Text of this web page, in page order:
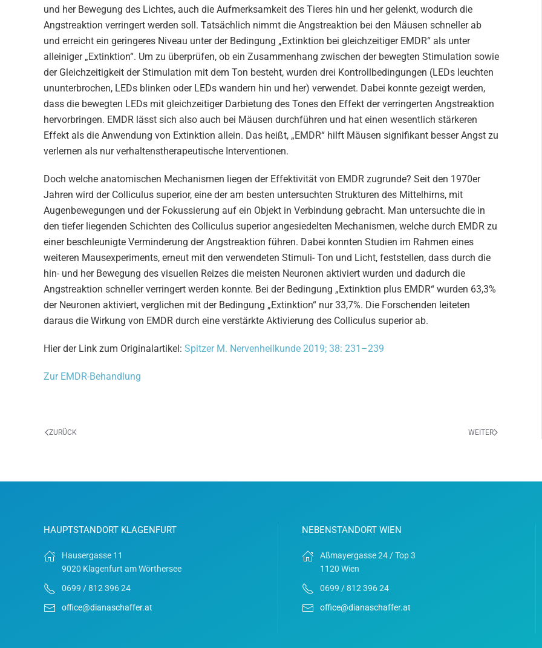
und her Bewegung des Lichtes, auch die Aufmerksamkeit des Tieres hin und her gelenkt, wodurch die
Angstreaktion verringert werden soll. Tatsächlich nimmt die Angstreaktion bei den Mäusen schneller ab
und erreicht ein geringeres Niveau unter der Bedingung „Extinktion bei gleichzeitiger EMDR“ als unter
alleiniger „Extinktion“. Um zu überprüfen, ob ein Zusammenhang zwischen der bewegten Stimulation sowie
der Gleichzeitigkeit der Stimulation mit dem Ton besteht, wurden drei Kontrollbedingungen (LEDs leuchten
ununterbrochen, LEDs blinken oder LEDs wandern hin und her) verwendet. Dabei konnte gezeigt werden,
dass die bewegten LEDs mit gleichzeitiger Darbietung des Tones den Effekt der verringerten Angstreaktion
hervorbringen. EMDR lässt sich also auch bei Mäusen durchführen und hat einen wesentlich stärkeren
Effekt als die Anwendung von Extinktion allein. Das heißt, „EMDR“ hilft Mäusen signifikant besser Angst zu
verlernen als nur verhaltenstherapeutische Interventionen.
Doch welche anatomischen Mechanismen liegen der Effektivität von EMDR zugrunde? Seit den 1970er
Jahren wird der Colliculus superior, eine der am besten untersuchten Strukturen des Mittelhirns, mit
Augenbewegungen und der Fokussierung auf ein Objekt in Verbindung gebracht. Man untersuchte die in
den tiefer liegenden Schichten des Colliculus superior angesiedelten Mechanismen, welche durch EMDR zu
einer beschleunigte Verminderung der Angstreaktion führen. Dabei konnten Studien im Rahmen eines
weiteren Mausexperiments, erneut mit den verwendeten Stimuli- Ton und Licht, feststellen, dass durch die
hin- und her Bewegung des visuellen Reizes die meisten Neuronen aktiviert wurden und dadurch die
Angstreaktion schneller verringert werden konnte. Bei der Bedingung „Extinktion plus EMDR“ wurden 63,3%
der Neuronen aktiviert, verglichen mit der Bedingung „Extinktion“ nur 33,7%. Die Forschenden leiteten
daraus die Wirkung von EMDR durch eine verstärkte Aktivierung des Colliculus superior ab.
Hier der Link zum Originalartikel: Spitzer M. Nervenheilkunde 2019; 38: 231–239
Zur EMDR-Behandlung
ZURÜCK WEITER
HAUPTSTANDORT KLAGENFURT
Hausergasse 11
9020 Klagenfurt am Wörthersee
0699 / 812 396 24
office@dianaschaffer.at
NEBENSTANDORT WIEN
Aßmayergasse 24 / Top 3
1120 Wien
0699 / 812 396 24
office@dianaschaffer.at